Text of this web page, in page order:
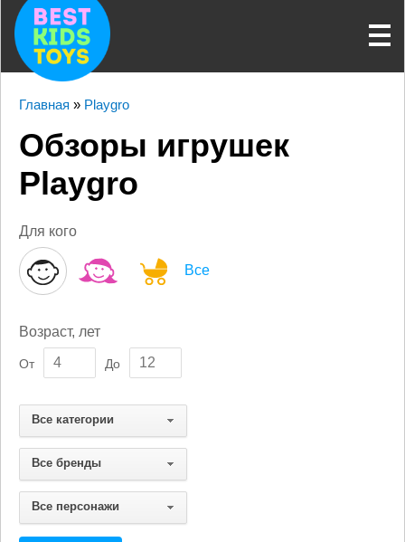
Главная » Playgro
Обзоры игрушек
Playgro
Для кого
Все
Возраст, лет
От До
Все категории
Все бренды
Все персонажи